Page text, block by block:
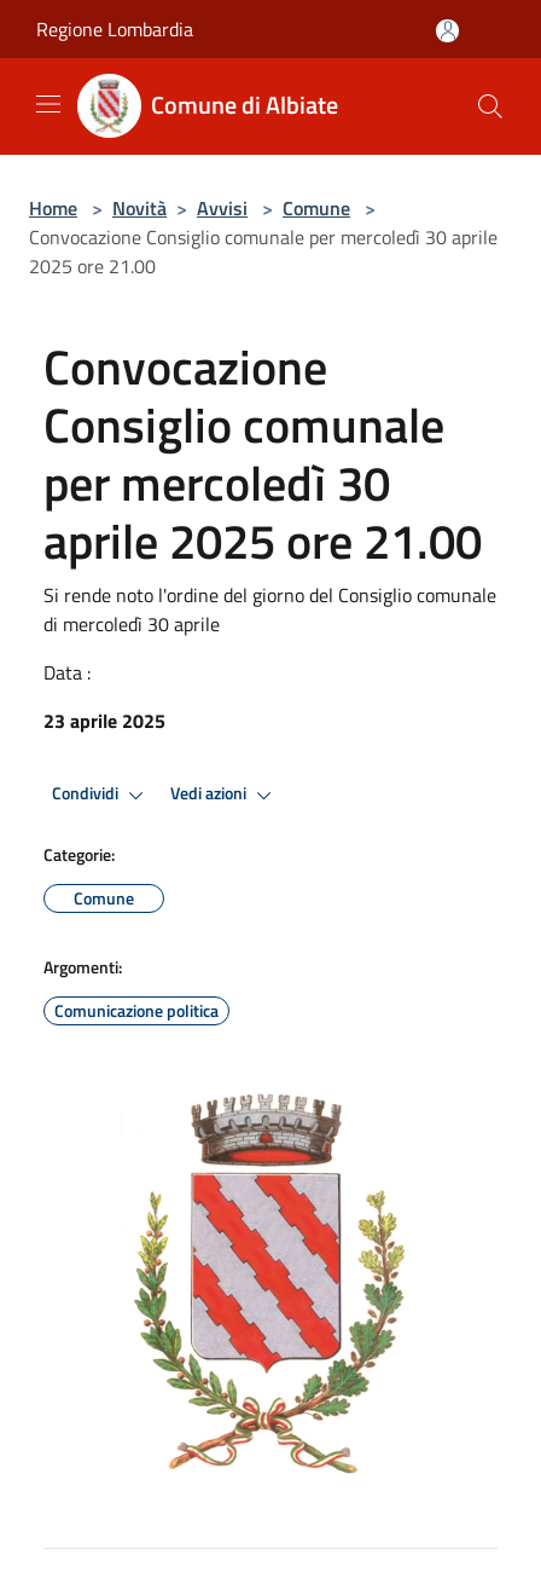
Regione Lombardia
Comune di Albiate
Home > Novità > Avvisi > Comune >
Convocazione Consiglio comunale per mercoledì 30 aprile
2025 ore 21.00
Convocazione
Consiglio comunale
per mercoledì 30
aprile 2025 ore 21.00
Si rende noto l'ordine del giorno del Consiglio comunale
di mercoledì 30 aprile
Data :
23 aprile 2025
Condividi Vedi azioni
Categorie:
Comune
Argomenti:
Comunicazione politica